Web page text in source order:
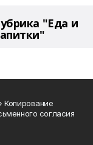
"Еда и
Копирование
согласия